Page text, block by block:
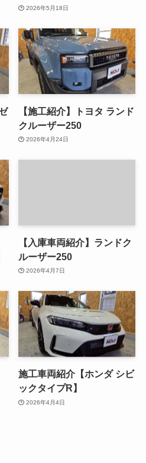
2026年5月18日
【施工紹介】トヨタ ランド
クルーザー250
2026年4月24日
【入庫車両紹介】ランドク
ルーザー250
2026年4月7日
施工車両紹介【ホンダ シビ
ックタイプR】
2026年4月4日